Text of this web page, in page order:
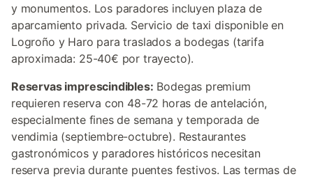
y monumentos. Los paradores incluyen plaza de
aparcamiento privada. Servicio de taxi disponible en
Logroño y Haro para traslados a bodegas (tarifa
aproximada: 25-40€ por trayecto).
Reservas imprescindibles: Bodegas premium
requieren reserva con 48-72 horas de antelación,
especialmente fines de semana y temporada de
vendimia (septiembre-octubre). Restaurantes
gastronómicos y paradores históricos necesitan
reserva previa durante puentes festivos. Las termas de